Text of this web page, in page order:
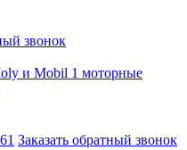
звонок
моторные
Заказать обратный звонок